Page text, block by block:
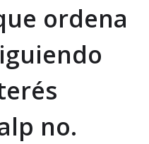
ordena
no.